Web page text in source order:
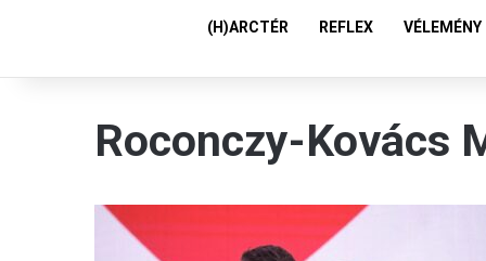
(H)ARCTÉR REFLEX VÉLEMÉNY
Roconczy-Kovács